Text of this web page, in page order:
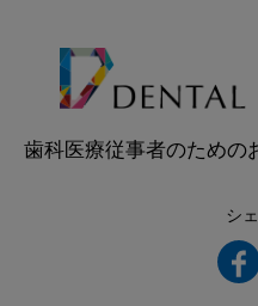
歯科医療従事者のための
シ